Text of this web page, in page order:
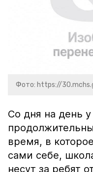
Фото: https://
Со дня на день
время, в
сами себе,
несут за ребят